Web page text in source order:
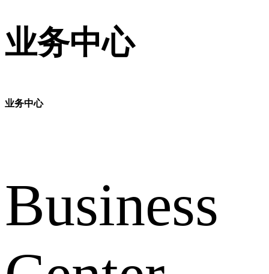
业务中心
业务中心
Business